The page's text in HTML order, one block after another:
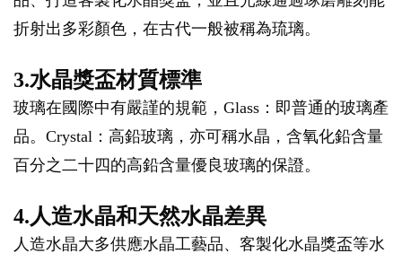
折射出多彩顏色，在古代一般被稱為琉璃。
3.水晶獎盃材質標準
玻璃在國際中有嚴謹的規範，Glass：即普通的玻璃產
品。Crystal：高鉛玻璃，亦可稱水晶，含氧化鉛含量
百分之二十四的高鉛含量優良玻璃的保證。
4.人造水晶和天然水晶差異
人造水晶大多供應水晶工藝品、客製化水晶獎盃等水